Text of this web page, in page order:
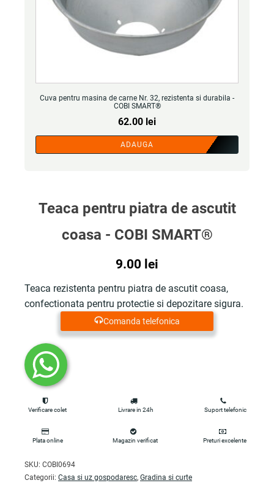
Cuva pentru masina de carne Nr. 32, rezistenta si durabila -
COBI SMART®
62.00 lei
ADAUGA
Teaca pentru piatra de ascutit
coasa - COBI SMART®
9.00 lei
Teaca rezistenta pentru piatra de ascutit coasa,
confectionata pentru protectie si depozitare sigura.
Comanda telefonica
Verificare colet Livrare in 24h Suport telefonic
Plata online Magazin verificat Preturi excelente
SKU: COBI0694
Categorii: Casa si uz gospodaresc, Gradina si curte